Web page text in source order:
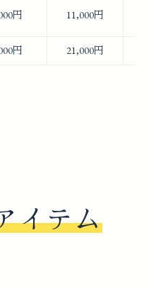
円 11,000円
円 21,000円
イテム